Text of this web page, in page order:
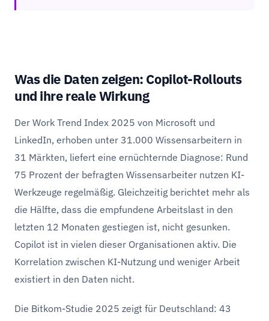
Was die Daten zeigen: Copilot-Rollouts
und ihre reale Wirkung
Der Work Trend Index 2025 von Microsoft und
LinkedIn, erhoben unter 31.000 Wissensarbeitern in
31 Märkten, liefert eine ernüchternde Diagnose: Rund
75 Prozent der befragten Wissensarbeiter nutzen KI-
Werkzeuge regelmäßig. Gleichzeitig berichtet mehr als
die Hälfte, dass die empfundene Arbeitslast in den
letzten 12 Monaten gestiegen ist, nicht gesunken.
Copilot ist in vielen dieser Organisationen aktiv. Die
Korrelation zwischen KI-Nutzung und weniger Arbeit
existiert in den Daten nicht.
Die Bitkom-Studie 2025 zeigt für Deutschland: 43